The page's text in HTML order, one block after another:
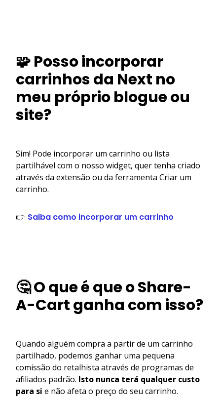
🧩 Posso incorporar
carrinhos da Next no
meu próprio blogue ou
site?
Sim! Pode incorporar um carrinho ou lista
partilhável com o nosso widget, quer tenha criado
através da extensão ou da ferramenta Criar um
carrinho.
👉 Saiba como incorporar um carrinho
🤔 O que é que o Share-
A-Cart ganha com isso?
Quando alguém compra a partir de um carrinho
partilhado, podemos ganhar uma pequena
comissão do retalhista através de programas de
afiliados padrão. Isto nunca terá qualquer custo
para si e não afeta o preço do seu carrinho.